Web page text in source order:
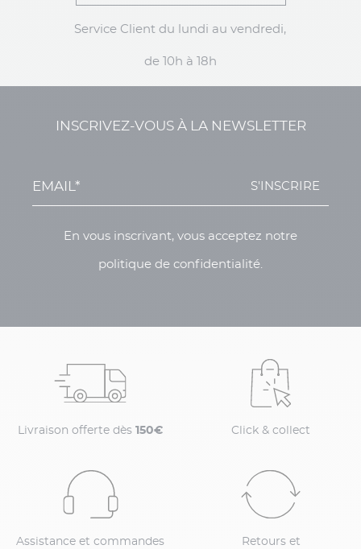
Service Client du lundi au vendredi,
de 10h à 18h
INSCRIVEZ-VOUS À LA NEWSLETTER
S'INSCRIRE
En vous inscrivant, vous acceptez notre
politique de confidentialité.
Livraison offerte dès 150€ Click & collect
Assistance et commandes
Retours et